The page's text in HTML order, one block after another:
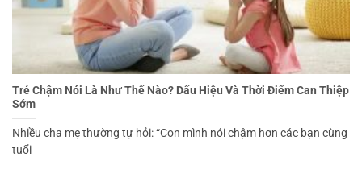
Trẻ Chậm Nói Là Như Thế Nào? Dấu Hiệu Và Thời Điểm Can Thiệp
Sớm
Nhiều cha mẹ thường tự hỏi: “Con mình nói chậm hơn các bạn cùng
tuổi